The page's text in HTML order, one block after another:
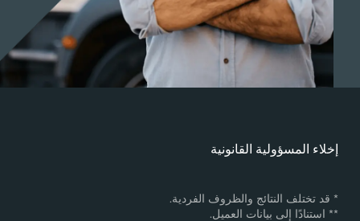
المسؤولية القانونية
قد تختلف النتائج والظروف الفردية.
استنادًا إلى بيانات العميل.